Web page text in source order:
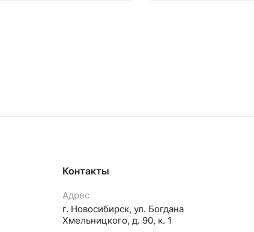
Контакты
Адрес
г. Новосибирск, ул. Богдана
Хмельницкого, д. 90, к. 1